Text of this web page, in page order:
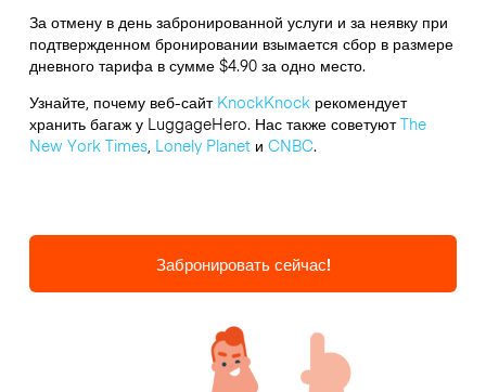
За отмену в день забронированной услуги и за неявку при
подтвержденном бронировании взымается сбор в размере
дневного тарифа в сумме $4.90 за одно место.
Узнайте, почему веб-сайт KnockKnockрекомендует
хранить багаж у LuggageHero. Нас также советуютThe
New York Times, Lonely Planetи CNBC.
Забронировать сейчас!